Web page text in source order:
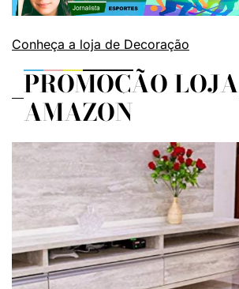
Conheça a loja de Decoração
PROMOÇÃO LOJA
AMAZON